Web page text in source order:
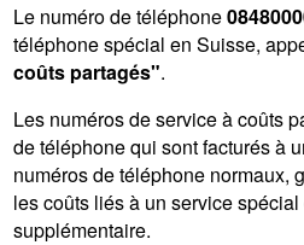
Le numéro de téléphone
téléphone spécial en Suisse,
coûts partagés".
Les numéros de service à coûts
de téléphone qui sont facturés à
numéros de téléphone normaux,
les coûts liés à un service
supplémentaire.